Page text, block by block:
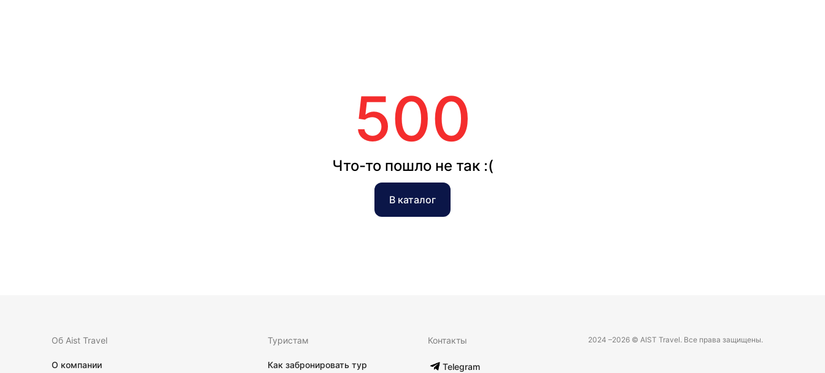
500
Что-то пошло не так :(
В каталог
Об Aist Travel
О компании
Туристам
Как забронировать тур
Контакты
Telegram
2024 –2026 © AIST Travel. Все права защищены.